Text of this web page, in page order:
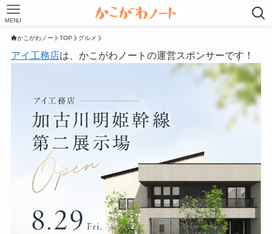
MENU
かこがわノートTOP グルメ
アイ工務店は、かこがわノートの運営スポンサーです！